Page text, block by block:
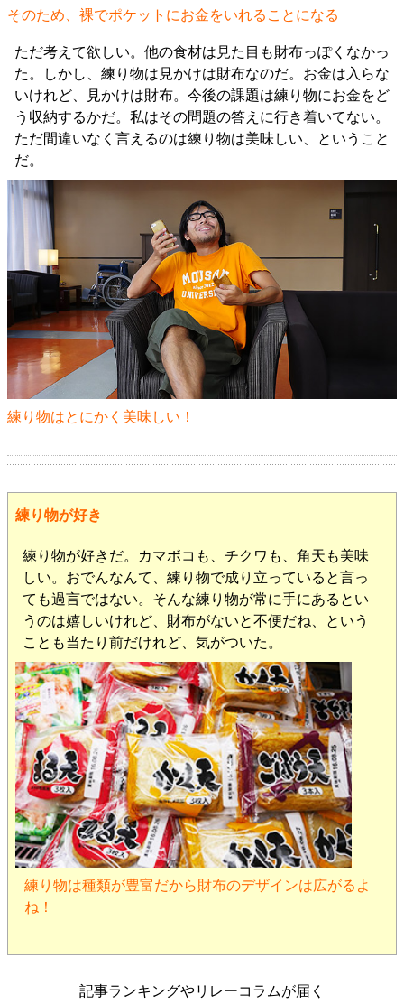
そのため、裸でポケットにお金をいれることになる
ただ考えて欲しい。他の食材は見た目も財布っぽくなかっ
た。しかし、練り物は見かけは財布なのだ。お金は入らな
いけれど、見かけは財布。今後の課題は練り物にお金をど
う収納するかだ。私はその問題の答えに行き着いてない。
ただ間違いなく言えるのは練り物は美味しい、ということ
だ。
練り物はとにかく美味しい！
練り物が好き
練り物が好きだ。カマボコも、チクワも、角天も美味
しい。おでんなんて、練り物で成り立っていると言っ
ても過言ではない。そんな練り物が常に手にあるとい
うのは嬉しいけれど、財布がないと不便だね、という
ことも当たり前だけれど、気がついた。
練り物は種類が豊富だから財布のデザインは広がるよ
ね！
記事ランキングやリレーコラムが届く